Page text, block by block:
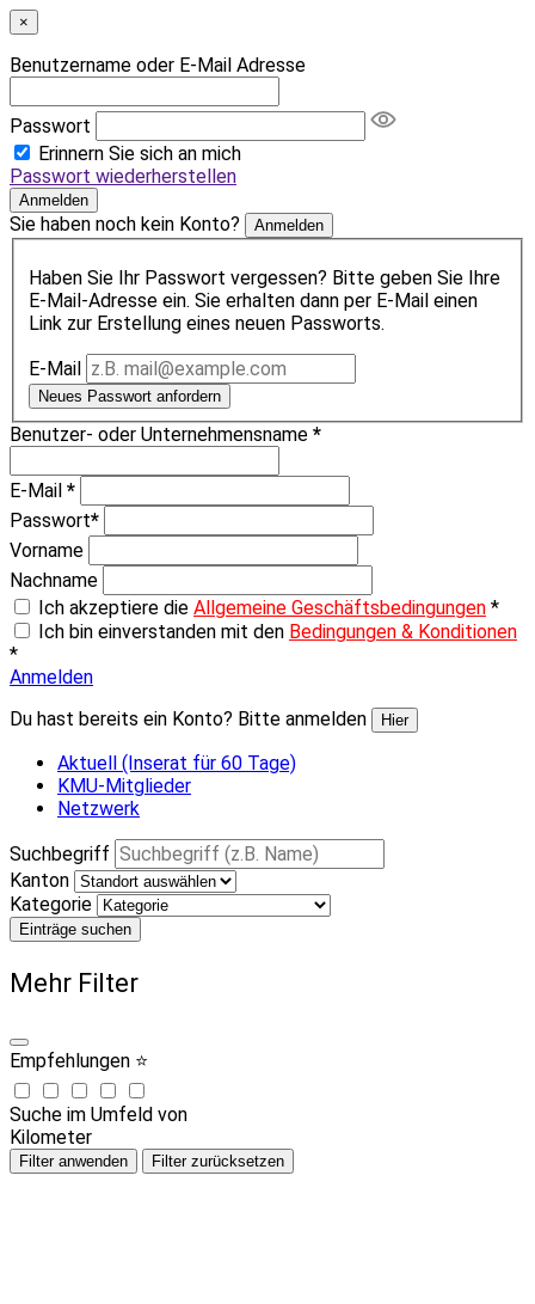
×
Benutzername oder E-Mail Adresse
Passwort
Erinnern Sie sich an mich
Passwort wiederherstellen
Anmelden
Sie haben noch kein Konto? Anmelden
Haben Sie Ihr Passwort vergessen? Bitte geben Sie Ihre
E-Mail-Adresse ein. Sie erhalten dann per E-Mail einen
Link zur Erstellung eines neuen Passworts.
E-Mail
Neues Passwort anfordern
Benutzer- oder Unternehmensname *
E-Mail *
Passwort*
Vorname
Nachname
Ich akzeptiere die Allgemeine Geschäftsbedingungen *
Ich bin einverstanden mit den Bedingungen & Konditionen
*
Anmelden
Du hast bereits ein Konto? Bitte anmelden
Hier
Aktuell (Inserat für 60 Tage)
KMU-Mitglieder
Netzwerk
Suchbegriff
Kanton
Kategorie
Einträge suchen
Mehr Filter
Empfehlungen ⭐
Suche im Umfeld von
Kilometer
Filter anwenden Filter zurücksetzen